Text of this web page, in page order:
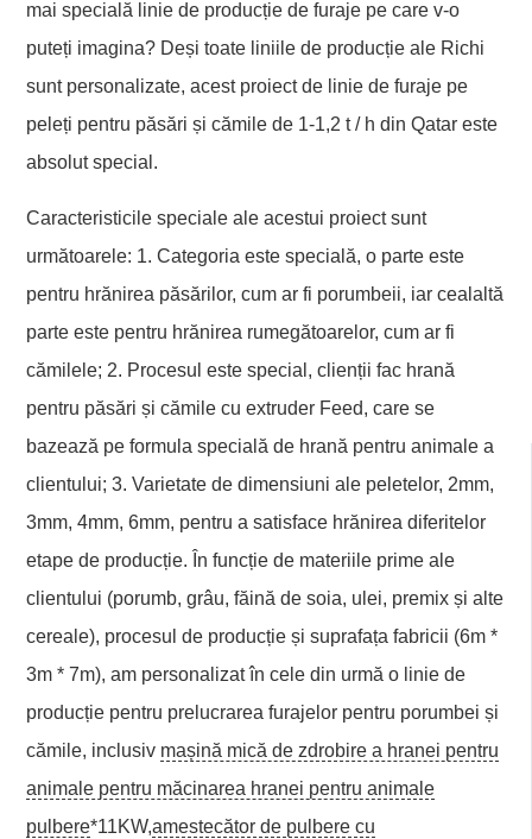
mai specială linie de producție de furaje pe care v-o
puteți imagina? Deși toate liniile de producție ale Richi
sunt personalizate, acest proiect de linie de furaje pe
peleți pentru păsări și cămile de 1-1,2 t / h din Qatar este
absolut special.
Caracteristicile speciale ale acestui proiect sunt
următoarele: 1. Categoria este specială, o parte este
pentru hrănirea păsărilor, cum ar fi porumbeii, iar cealaltă
parte este pentru hrănirea rumegătoarelor, cum ar fi
cămilele; 2. Procesul este special, clienții fac hrană
pentru păsări și cămile cu extruder Feed, care se
bazează pe formula specială de hrană pentru animale a
clientului; 3. Varietate de dimensiuni ale peletelor, 2mm,
3mm, 4mm, 6mm, pentru a satisface hrănirea diferitelor
etape de producție. În funcție de materiile prime ale
clientului (porumb, grâu, făină de soia, ulei, premix și alte
cereale), procesul de producție și suprafața fabricii (6m *
3m * 7m), am personalizat în cele din urmă o linie de
producție pentru prelucrarea furajelor pentru porumbei și
cămile, inclusiv mașină mică de zdrobire a hranei pentru
animale pentru măcinarea hranei pentru animale
pulbere*11KW,amestecător de pulbere cu